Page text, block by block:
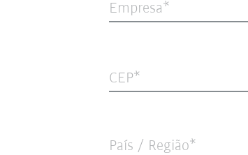
Empresa
CEP
País / Região*